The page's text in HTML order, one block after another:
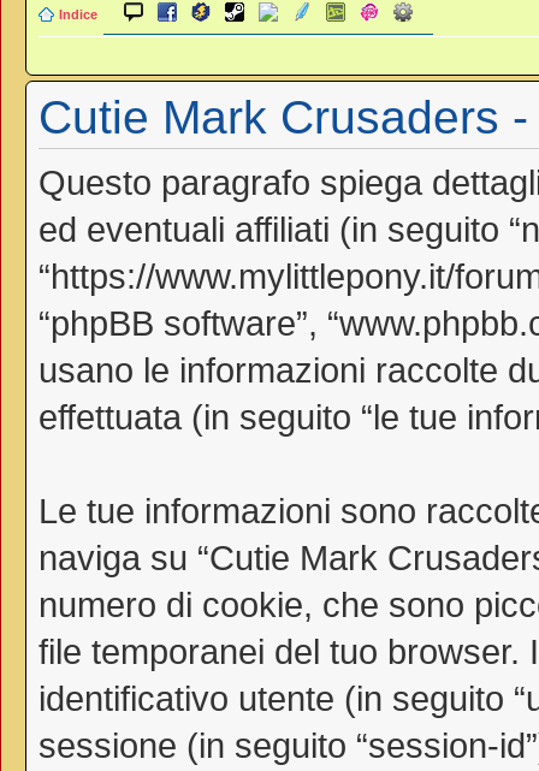
Indice
Cutie Mark Crusaders
Questo paragrafo spiega
ed eventuali affiliati (in seguito
“https://www.mylittlepony.it/
“phpBB software”,
usano le informazioni raccolte
effettuata (in seguito “le tue
Le tue informazioni sono
naviga su “Cutie Mark
numero di cookie, che sono
file temporanei del tuo
identificativo utente (in seguito
sessione (in seguito “session-